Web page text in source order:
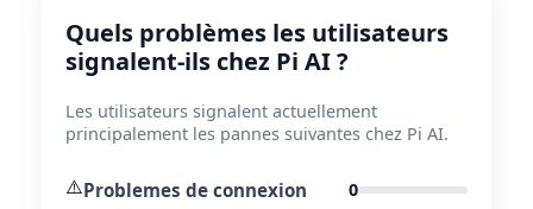
Quels problèmes les utilisateurs
signalent-ils chez Pi AI ?
Les utilisateurs signalent actuellement
principalement les pannes suivantes chez Pi AI.
⚠️Problemes de connexion 0